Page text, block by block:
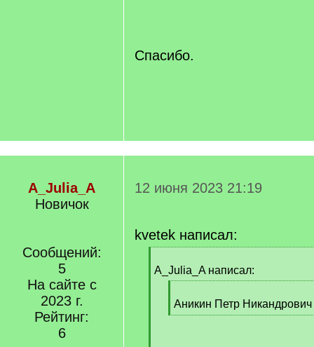
Спасибо.
A_Julia_A
Новичок
Сообщений:
5
На сайте с
2023 г.
Рейтинг:
6
12 июня 2023 21:19
kvetek написал:
q
A_Julia_A написал:
q
]
Аникин Петр Никандрович
[